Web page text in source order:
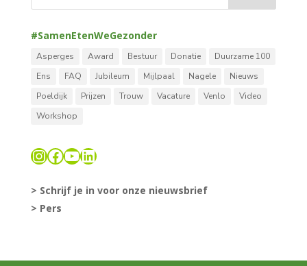
#SamenEtenWeGezonder
Asperges Award Bestuur Donatie
Duurzame 100
Ens
FAQ Jubileum Mijlpaal Nagele
Nieuws
Poeldijk
Prijzen Trouw Vacature Venlo
Video
Workshop
Instagram
Facebook
YouTube
LinkedIn
> Schrijf je in voor onze nieuwsbrief
> Pers